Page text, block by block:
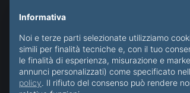
con particolare
minori e delle persone
Informativa
Noi e terze parti selezionate utilizziamo
simili per finalità tecniche e, con il tuo
le finalità di esperienza, misurazione e
annunci personalizzati) come specificato
policy. Il rifiuto del consenso può rendere